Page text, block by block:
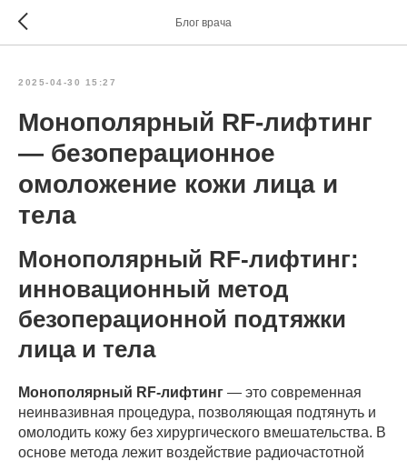
Блог врача
2025-04-30 15:27
Монополярный RF-лифтинг
— безоперационное
омоложение кожи лица и
тела
Монополярный RF-лифтинг:
инновационный метод
безоперационной подтяжки
лица и тела
Монополярный RF-лифтинг — это современная
неинвазивная процедура, позволяющая подтянуть и
омолодить кожу без хирургического вмешательства. В
основе метода лежит воздействие радиочастотной